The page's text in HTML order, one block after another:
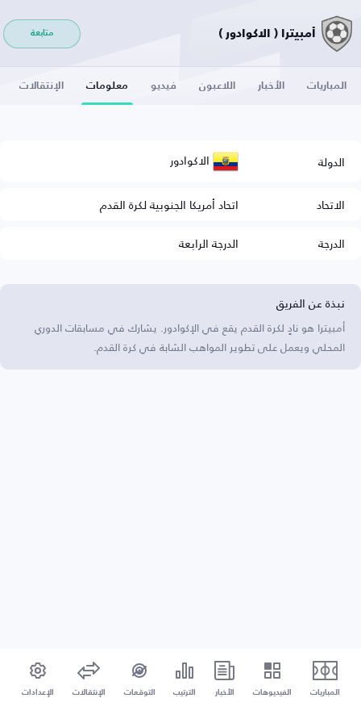
أمبيترا ( الاكوادور ) متابعة
المباريات الأخبار اللاعبون فيديو معلومات الإنتقالات
الدولة الاكوادور
الاتحاد
اتحاد أمريكا الجنوبية لكرة القدم
الدرجة
الدرجة الرابعة
نبذة عن الفريق
أمبيترا هو نادٍ لكرة القدم يقع في الإكوادور. يشارك في مسابقات الدوري
المحلي ويعمل على تطوير المواهب الشابة في كرة القدم.
المباريات الفيديوهات الأخبار الترتيب التوقعات الإنتقالات الإعدادات